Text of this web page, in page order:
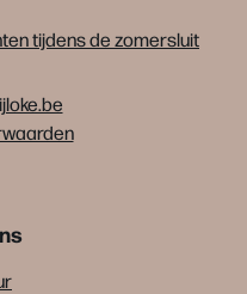
tijdens de zomersluit